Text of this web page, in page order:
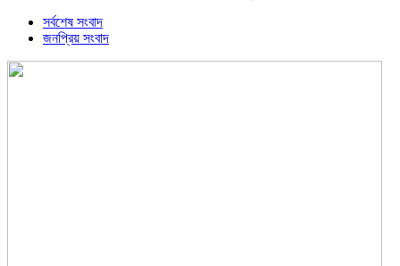
সর্বশেষ সংবাদ
জনপ্রিয় সংবাদ